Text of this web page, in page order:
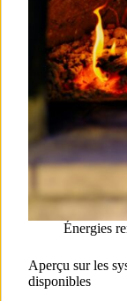
Énergies
Aperçu sur les
disponibles